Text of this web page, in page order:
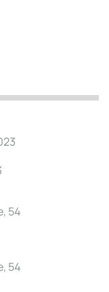
54
54